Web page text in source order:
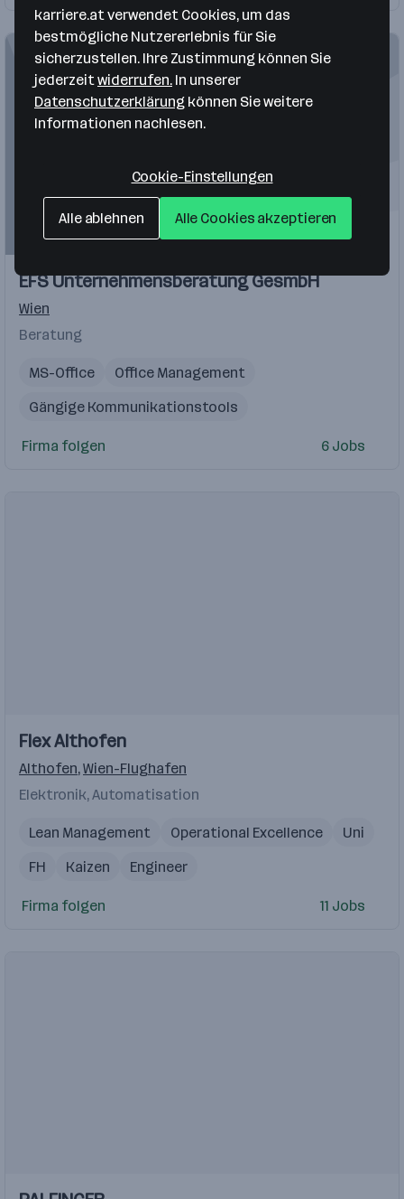
EFS Unternehmensberatung GesmbH
Wien
Beratung
MS-Office
Office Management
Gängige Kommunikationstools
gängige Kommunikationsmedien
Consultant
Firma folgen 6 Jobs
Videos
Einblicke
Einblicke
Flex Althofen
Althofen,Wien-Flughafen
Elektronik, Automatisation
Lean Management Operational Excellence
Uni
FH
Kaizen
Engineer
Leitung von Verbesserungsprojekten im Industrie-
Firma folgen 11 Jobs
Einblicke
Einblicke
karriere.at verwendet Cookies, um das
bestmögliche Nutzererlebnis für Sie
sicherzustellen. Ihre Zustimmung können Sie
jederzeitwiderrufen. In unserer
Datenschutzerklärung können Sie weitere
Informationen nachlesen.
Cookie-Einstellungen
Alle ablehnen Alle Cookies akzeptieren